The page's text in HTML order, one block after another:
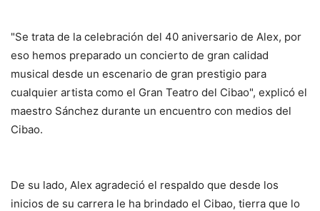
"Se trata de la celebración del 40 aniversario de Alex, por
eso hemos preparado un concierto de gran calidad
musical desde un escenario de gran prestigio para
cualquier artista como el Gran Teatro del Cibao", explicó el
maestro Sánchez durante un encuentro con medios del
Cibao.
De su lado, Alex agradeció el respaldo que desde los
inicios de su carrera le ha brindado el Cibao, tierra que lo